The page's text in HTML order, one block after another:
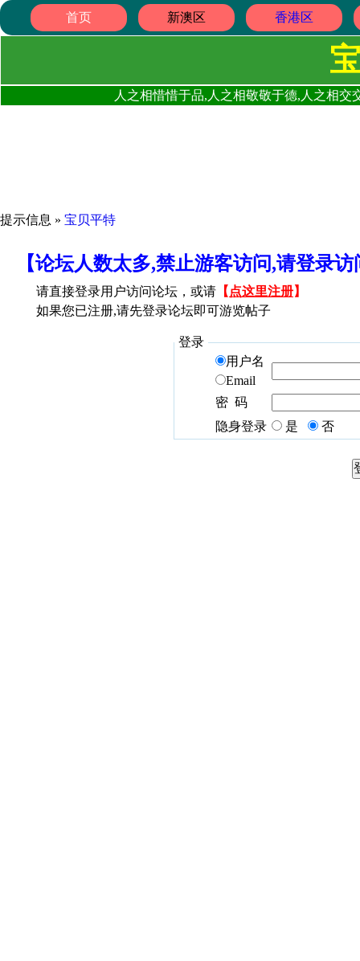
首页 新澳区 香港区
人之相惜惜于品,人之相敬敬于德,人之相
提示信息 » 宝贝平特
【论坛人数太多,禁止游客访问,请登录
请直接登录用户访问论坛，或请 【 点这里注册】
如果您已注册,请先登录论坛即可游览帖子
登录
用户名
Email
密 码
隐身登录
是 否